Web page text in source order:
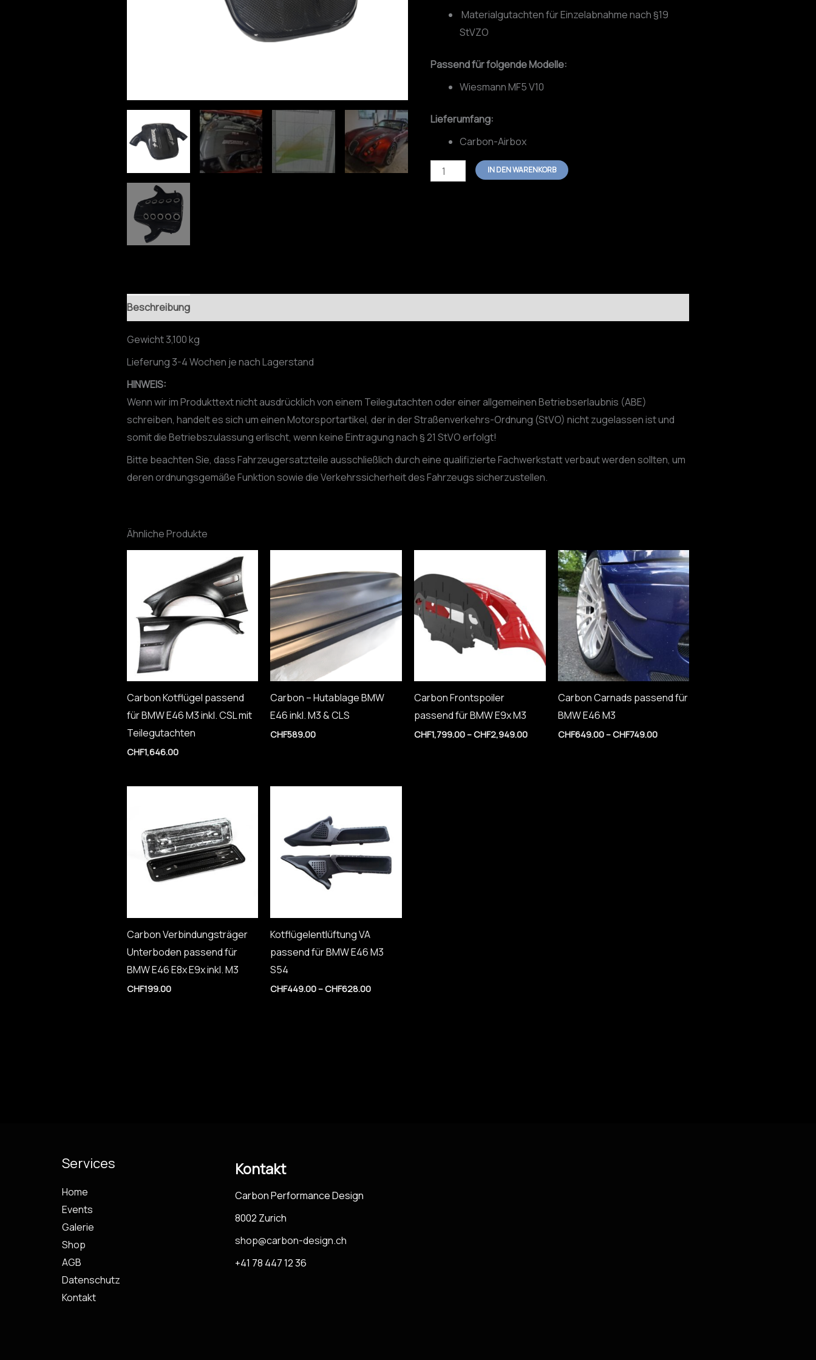
Materialgutachten für Einzelabnahme nach §19
StVZO
Passend für folgende Modelle:
Wiesmann MF5 V10
Lieferumfang:
Carbon-Airbox
IN DEN WARENKORB
Beschreibung
Gewicht 3,100 kg
Lieferung 3-4 Wochen je nach Lagerstand
HINWEIS:
Wenn wir im Produkttext nicht ausdrücklich von einem Teilegutachten oder einer allgemeinen Betriebserlaubnis (ABE)
schreiben, handelt es sich um einen Motorsportartikel, der in der Straßenverkehrs-Ordnung (StVO) nicht zugelassen ist und
somit die Betriebszulassung erlischt, wenn keine Eintragung nach § 21 StVO erfolgt!
Bitte beachten Sie, dass Fahrzeugersatzteile ausschließlich durch eine qualifizierte Fachwerkstatt verbaut werden sollten, um
deren ordnungsgemäße Funktion sowie die Verkehrssicherheit des Fahrzeugs sicherzustellen.
Ähnliche Produkte
Carbon Kotflügel passend
für BMW E46 M3 inkl. CSL mit
Teilegutachten
CHF1,646.00
Carbon – Hutablage BMW
E46 inkl. M3 & CLS
CHF589.00
Carbon Frontspoiler
passend für BMW E9x M3
CHF1,799.00–CHF2,949.00
Preisspanne:
CHF1,799.00
CHF2,949.00
Carbon Carnads passend für
BMW E46 M3
CHF649.00–CHF749.00
Preisspanne:
CHF649.00
bis
CHF749.00
Carbon Verbindungsträger
Unterboden passend für
BMW E46 E8x E9x inkl. M3
CHF199.00
Kotflügelentlüftung VA
passend für BMW E46 M3
S54
CHF449.00–CHF628.00
CHF628.00
Services
Home
Events
Galerie
Shop
AGB
Datenschutz
Kontakt
Kontakt
Carbon Performance Design
8002 Zurich
shop@carbon-design.ch
+41 78 447 12 36